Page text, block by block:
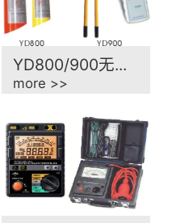
YD800/900无...
more >>